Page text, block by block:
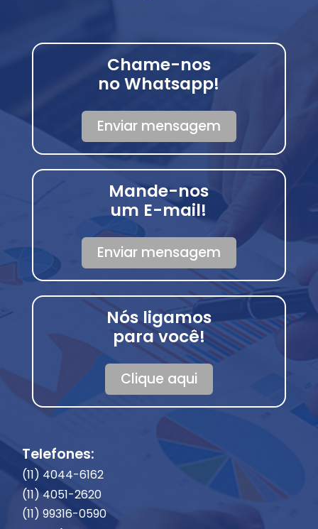
Chame-nos
no Whatsapp!
Enviar mensagem
Mande-nos
um E-mail!
Enviar mensagem
Nós ligamos
para você!
Clique aqui
Telefones:
(11) 4044-6162
(11) 4051-2620
(11) 99316-0590